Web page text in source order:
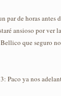
par de horas antes
ansioso por ver
que seguro
Paco ya nos